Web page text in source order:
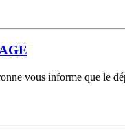
vous informe que le